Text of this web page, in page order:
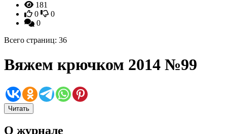
181
0
0
0
Всего страниц: 36
Вяжем крючком 2014 №99
Читать
О журнале